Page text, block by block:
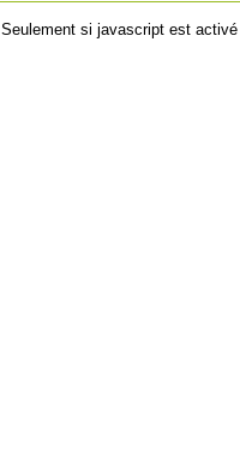
Seulement si javascript est activé